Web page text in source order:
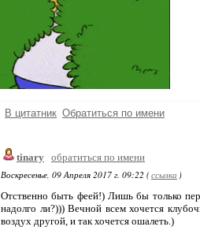
В цитатник Обратиться по имени
tinary обратиться по имени
Воскресенье, 09 Апреля 2017 г. 09:22 (ссылка )
Отственно быть феей!) Лишь бы только
надолго ли?))) Вечной всем хочется
воздух другой, и так хочется ошалеть.)